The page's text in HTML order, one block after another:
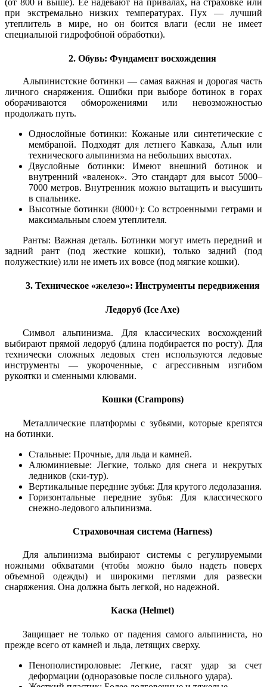
(от 800 и выше). Её надевают на привалах, на страховке или
при экстремально низких температурах. Пух — лучший
утеплитель в мире, но он боится влаги (если не имеет
специальной гидрофобной обработки).
2. Обувь: Фундамент восхождения
Альпинистские ботинки — самая важная и дорогая часть
личного снаряжения. Ошибки при выборе ботинок в горах
оборачиваются обморожениями или невозможностью
продолжать путь.
Однослойные ботинки: Кожаные или синтетические с
мембраной. Подходят для летнего Кавказа, Альп или
технического альпинизма на небольших высотах.
Двуслойные ботинки: Имеют внешний ботинок и
внутренний «валенок». Это стандарт для высот 5000–
7000 метров. Внутренник можно вытащить и высушить
в спальнике.
Высотные ботинки (8000+): Со встроенными гетрами и
максимальным слоем утеплителя.
Ранты: Важная деталь. Ботинки могут иметь передний и
задний рант (под жесткие кошки), только задний (под
полужесткие) или не иметь их вовсе (под мягкие кошки).
3. Техническое «железо»: Инструменты передвижения
Ледоруб (Ice Axe)
Символ альпинизма. Для классических восхождений
выбирают прямой ледоруб (длина подбирается по росту). Для
технически сложных ледовых стен используются ледовые
инструменты — укороченные, с агрессивным изгибом
рукоятки и сменными клювами.
Кошки (Crampons)
Металлические платформы с зубьями, которые крепятся
на ботинки.
Стальные: Прочные, для льда и камней.
Алюминиевые: Легкие, только для снега и некрутых
ледников (ски-тур).
Вертикальные передние зубья: Для крутого ледолазания.
Горизонтальные передние зубья: Для классического
снежно-ледового альпинизма.
Страховочная система (Harness)
Для альпинизма выбирают системы с регулируемыми
ножными обхватами (чтобы можно было надеть поверх
объемной одежды) и широкими петлями для развески
снаряжения. Она должна быть легкой, но надежной.
Каска (Helmet)
Защищает не только от падения самого альпиниста, но
прежде всего от камней и льда, летящих сверху.
Пенополистироловые: Легкие, гасят удар за счет
деформации (одноразовые после сильного удара).